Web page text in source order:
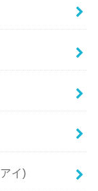
イ)